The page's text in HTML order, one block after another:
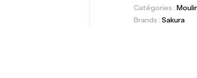
Catégories :
Brands : Sakura